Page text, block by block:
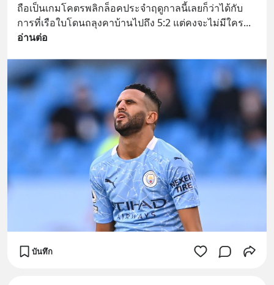
ถือเป็นเกมโคตรพลิกล็อคประจำฤดูกาลนี้เลยก็ว่าได้กับ
การที่เรือใบโดนถลุงคาบ้านไปถึง 5:2 แต่คงจะไม่มีใคร
อ่านต่อ
บันทึก